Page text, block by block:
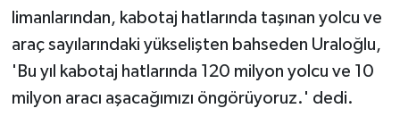
limanlarından, kabotaj hatlarında taşınan yolcu ve
araç sayılarındaki yükselişten bahseden Uraloğlu,
'Bu yıl kabotaj hatlarında 120 milyon yolcu ve 10
milyon aracı aşacağımızı öngörüyoruz.' dedi.